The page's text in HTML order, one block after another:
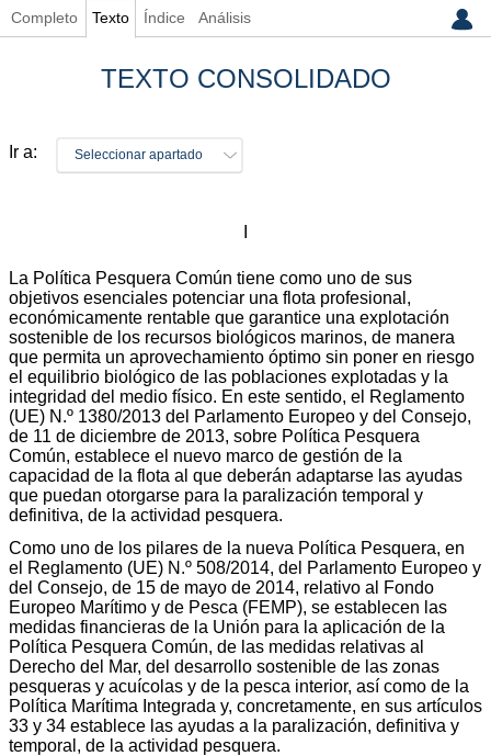
Completo Texto Índice Análisis
TEXTO CONSOLIDADO
Ir a: Seleccionar apartado
La Política Pesquera Común tiene como uno de sus
objetivos esenciales potenciar una flota profesional,
económicamente rentable que garantice una explotación
sostenible de los recursos biológicos marinos, de manera
que permita un aprovechamiento óptimo sin poner en riesgo
el equilibrio biológico de las poblaciones explotadas y la
integridad del medio físico. En este sentido, el Reglamento
(UE) N.º 1380/2013 del Parlamento Europeo y del Consejo,
de 11 de diciembre de 2013, sobre Política Pesquera
Común, establece el nuevo marco de gestión de la
capacidad de la flota al que deberán adaptarse las ayudas
que puedan otorgarse para la paralización temporal y
definitiva, de la actividad pesquera.
Como uno de los pilares de la nueva Política Pesquera, en
el Reglamento (UE) N.º 508/2014, del Parlamento Europeo y
del Consejo, de 15 de mayo de 2014, relativo al Fondo
Europeo Marítimo y de Pesca (FEMP), se establecen las
medidas financieras de la Unión para la aplicación de la
Política Pesquera Común, de las medidas relativas al
Derecho del Mar, del desarrollo sostenible de las zonas
pesqueras y acuícolas y de la pesca interior, así como de la
Política Marítima Integrada y, concretamente, en sus artículos
33 y 34 establece las ayudas a la paralización, definitiva y
temporal, de la actividad pesquera.